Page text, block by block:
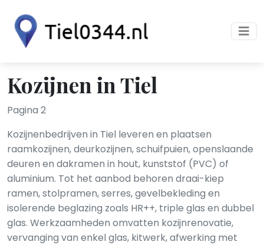
Kozijnen in Tiel
Pagina 2
Kozijnenbedrijven in Tiel leveren en plaatsen
raamkozijnen, deurkozijnen, schuifpuien, openslaande
deuren en dakramen in hout, kunststof (PVC) of
aluminium. Tot het aanbod behoren draai-kiep
ramen, stolpramen, serres, gevelbekleding en
isolerende beglazing zoals HR++, triple glas en dubbel
glas. Werkzaamheden omvatten kozijnrenovatie,
vervanging van enkel glas, kitwerk, afwerking met